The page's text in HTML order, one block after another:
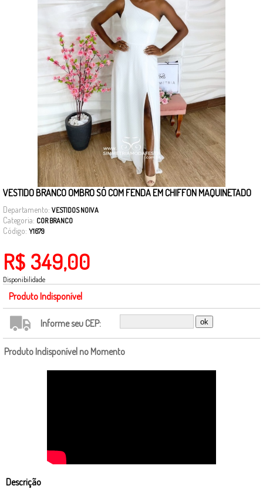
VESTIDO BRANCO OMBRO SÓ COM FENDA EM CHIFFON MAQUINETADO
Departamento: VESTIDOS NOIVA
Categoria: COR BRANCO
Código: Y1679
R$ 349,00
Disponibilidade
Produto Indisponível
Informe seu CEP:
Produto Indisponível no Momento
Descrição